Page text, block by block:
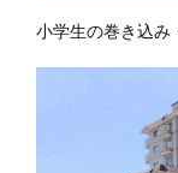
小学生の巻き込